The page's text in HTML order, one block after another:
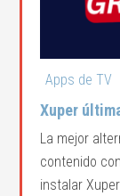
Apps de TV
Xuper
La mejor
contenido
instalar